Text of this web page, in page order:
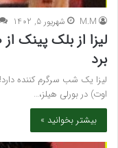
M.M شهریور 5, 1402
لیزا از بلک پینک
برد
اوت) در بورلی هیلز،…
بیشتر بخوانید »